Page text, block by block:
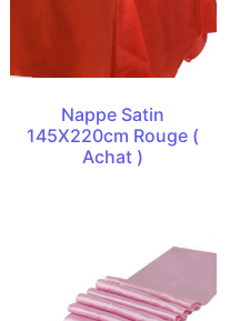
Nappe Satin
145X220cm Rouge (
Achat )